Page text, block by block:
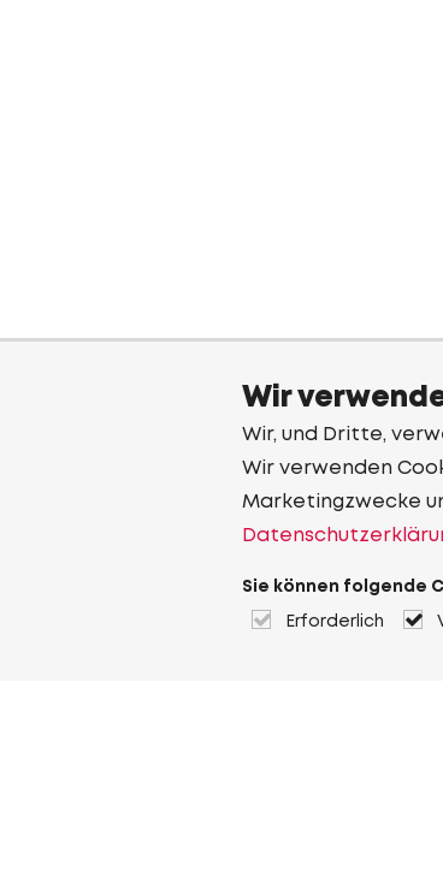
Wir
Wir, und Dritte,
Wir verwenden
Marketingzwecke
Sie können folgende
Erforderlich